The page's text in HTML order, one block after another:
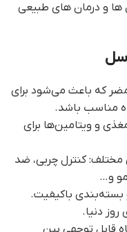
حل ها و درمان های طبیعی
سل
مضر که باعث می‌شود برای
مناسب باشد.
و ویتامین‌ها برای
مختلف: کنترل چربی، ضد
و…
بسته‌بندی باکیفیت.
روز دنیا.